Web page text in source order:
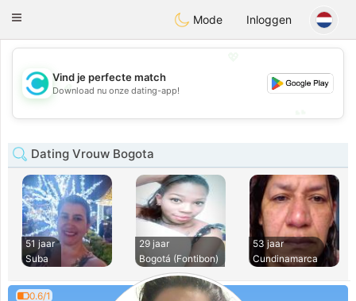
olombiaCitas
Toggle
Mode Inloggen
💕
Vind je perfecte match
Download nu onze dating-app!
Dating Vrouw Bogota
51 jaar
Suba
29 jaar
Bogotá (Fontibon)
53 jaar
Cundinamarca
0.6/1